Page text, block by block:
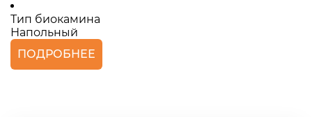
Тип биокамина
Напольный
ПОДРОБНЕЕ